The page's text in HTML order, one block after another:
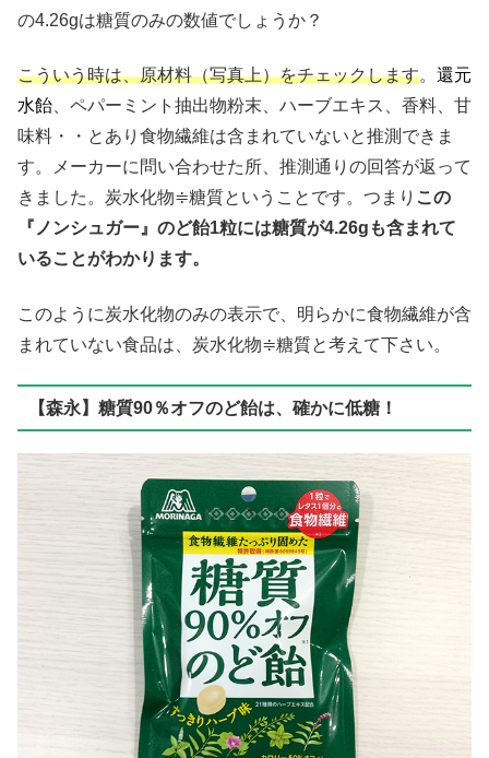
の4.26gは糖質のみの数値でしょうか？
こういう時は、原材料（写真上）をチェックします。 還元
水飴 、ペパーミント抽出物粉末、ハーブエキス、香料、甘
味料・・とあり食物繊維は含まれていないと推測できま
す。メーカーに問い合わせた所、推測通りの回答が返って
きました。炭水化物≑糖質ということです。つまり この
『ノンシュガー』のど飴1粒には糖質が4.26gも含まれて
いることがわかります。
このように炭水化物のみの表示で、明らかに食物繊維が含
まれていない食品は、炭水化物≑糖質と考えて下さい。
【森永】糖質90％オフのど飴は、確かに低糖！